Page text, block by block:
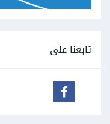
تابعنا على